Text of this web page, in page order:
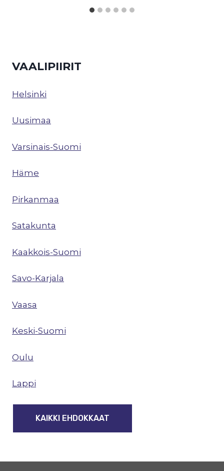
VAALIPIIRIT
Helsinki
Uusimaa
Varsinais-Suomi
Häme
Pirkanmaa
Satakunta
Kaakkois-Suomi
Savo-Karjala
Vaasa
Keski-Suomi
Oulu
Lappi
KAIKKI EHDOKKAAT